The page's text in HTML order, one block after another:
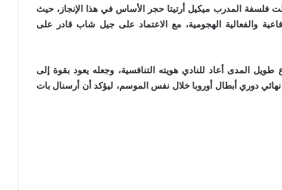
فلسفة المدرب ميكيل أرتيتا حجر الأساس في هذا الإنجاز، حيث
والفعالية الهجومية، مع الاعتماد على جيل شاب قادر على
المدى أعاد للنادي هويته التنافسية، وجعله يعود بقوة إلى
نهائي دوري أبطال أوروبا خلال نفس الموسم، ليؤكد أن أرسنال بات